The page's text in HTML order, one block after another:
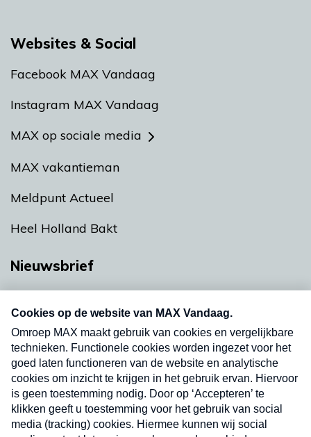
Websites & Social
Facebook MAX Vandaag
Instagram MAX Vandaag
MAX op sociale media
MAX vakantieman
Meldpunt Actueel
Heel Holland Bakt
Nieuwsbrief
nieuwsbrief. Elke vrijdag- en dinsdagochtend in
uw mailbox.
Verzend